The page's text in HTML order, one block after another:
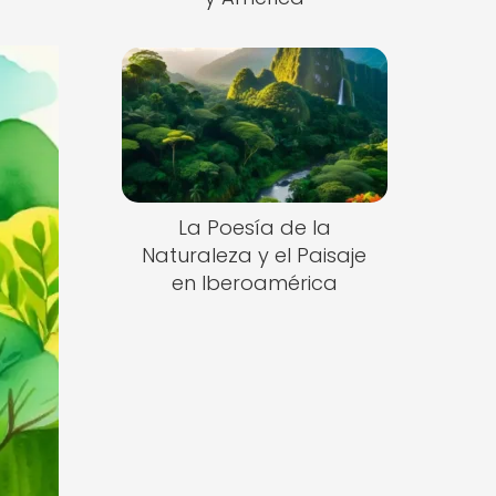
La Poesía de la
Naturaleza y el Paisaje
en Iberoamérica